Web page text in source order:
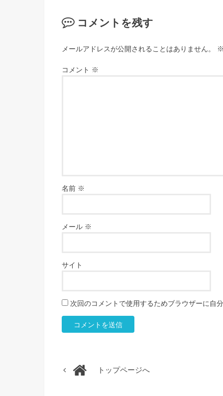
コメントを残す
メールアドレスが公開されることはありません。
コメント ※
名前 ※
メール ※
サイト
次回のコメントで使用するためブラウザーに自
トップページへ